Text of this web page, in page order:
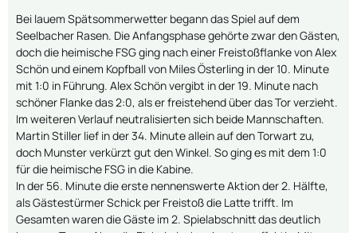
Bei lauem Spätsommerwetter begann das Spiel auf dem
Seelbacher Rasen. Die Anfangsphase gehörte zwar den Gästen,
doch die heimische FSG ging nach einer Freistoßflanke von Alex
Schön und einem Kopfball von Miles Österling in der 10. Minute
mit 1:0 in Führung. Alex Schön vergibt in der 19. Minute nach
schöner Flanke das 2:0, als er freistehend über das Tor verzieht.
Im weiteren Verlauf neutralisierten sich beide Mannschaften.
Martin Stiller lief in der 34. Minute allein auf den Torwart zu,
doch Munster verkürzt gut den Winkel. So ging es mit dem 1:0
für die heimische FSG in die Kabine.
In der 56. Minute die erste nennenswerte Aktion der 2. Hälfte,
als Gästestürmer Schick per Freistoß die Latte trifft. Im
Gesamten waren die Gäste im 2. Spielabschnitt das deutlich